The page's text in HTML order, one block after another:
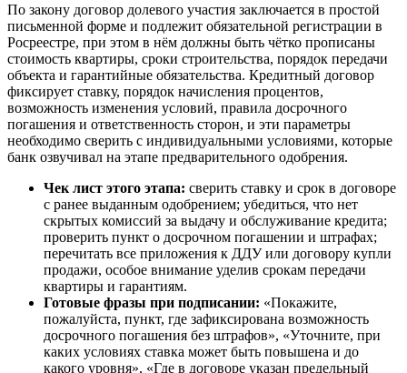
По закону договор долевого участия заключается в простой
письменной форме и подлежит обязательной регистрации в
Росреестре, при этом в нём должны быть чётко прописаны
стоимость квартиры, сроки строительства, порядок передачи
объекта и гарантийные обязательства. Кредитный договор
фиксирует ставку, порядок начисления процентов,
возможность изменения условий, правила досрочного
погашения и ответственность сторон, и эти параметры
необходимо сверить с индивидуальными условиями, которые
банк озвучивал на этапе предварительного одобрения.
Чек лист этого этапа: сверить ставку и срок в договоре
с ранее выданным одобрением; убедиться, что нет
скрытых комиссий за выдачу и обслуживание кредита;
проверить пункт о досрочном погашении и штрафах;
перечитать все приложения к ДДУ или договору купли
продажи, особое внимание уделив срокам передачи
квартиры и гарантиям.
Готовые фразы при подписании: «Покажите,
пожалуйста, пункт, где зафиксирована возможность
досрочного погашения без штрафов», «Уточните, при
каких условиях ставка может быть повышена и до
какого уровня», «Где в договоре указан предельный